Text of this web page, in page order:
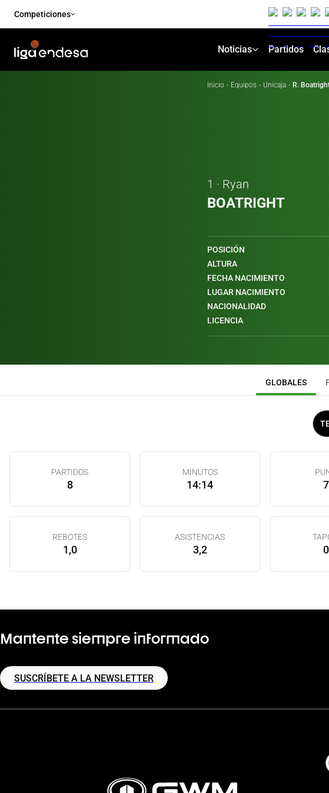
Competiciones
Noticias Partidos
Inicio · Equipos · Unicaja · R.
1 · Ryan
BOATRIGHT
POSICIÓN
ALTURA
FECHA NACIMIENTO
LUGAR NACIMIENTO
NACIONALIDAD
LICENCIA
GLOBALES
PARTIDOS
8
MINUTOS
14:14
REBOTES
1,0
ASISTENCIAS
3,2
Mantente siempre informado
SUSCRÍBETE A LA NEWSLETTER